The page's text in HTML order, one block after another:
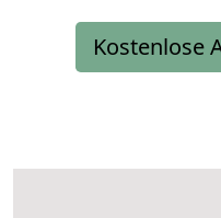
Kostenlose